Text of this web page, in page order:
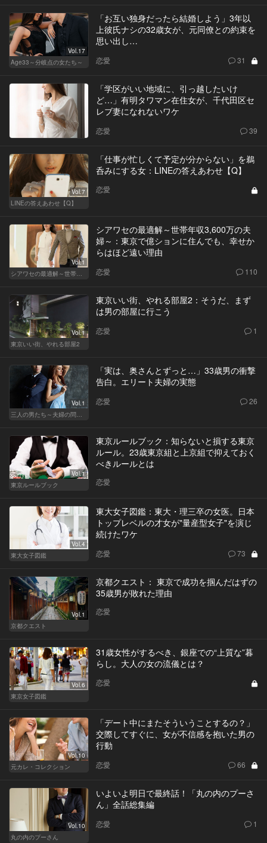
Vol.17
Age33～分岐点の女たち～
「お互い独身だったら結婚しよう」3年以
上彼氏ナシの32歳女が、元同僚との約束を
思い出し…
恋愛 31
「学区がいい地域に、引っ越したいけ
ど…」有明タワマン在住女が、千代田区セ
レブ妻になれないワケ
恋愛 39
Vol.7
LINEの答えあわせ【Q】
「仕事が忙しくて予定が分からない」を鵜
呑みにする女：LINEの答えあわせ【Q】
恋愛
Vol.1
シアワセの最適解～世帯年収3,600万の夫
婦～：東京で億ションに住んでも、幸せか
らはほど遠い理由
恋愛 110
Vol.1
東京いい街、やれる部屋2
東京いい街、やれる部屋2：そうだ、まず
は男の部屋に行こう
恋愛 1
Vol.1
「実は、奥さんとずっと…」33歳男の衝撃
告白。エリート夫婦の実態
恋愛 26
Vol.1
東京ルールブック
東京ルールブック：知らないと損する東京
ルール。23歳東京組と上京組で抑えておく
べきルールとは
恋愛
Vol.4
東大女子図鑑
東大女子図鑑：東大・理三卒の女医。日本
トップレベルの才女が"量産型女子"を演じ
続けたワケ
恋愛 73
Vol.1
京都クエスト
京都クエスト： 東京で成功を掴んだはずの
35歳男が敗れた理由
恋愛
Vol.6
東京女子図鑑
31歳女性がするべき、銀座での“上質な”暮
らし。大人の女の流儀とは？
恋愛
Vol.10
元カレ・コレクション
「デート中にまたそういうことするの？」
交際してすぐに、女が不信感を抱いた男の
行動
恋愛 66
Vol.10
丸の内のプーさん
いよいよ明日で最終話！「丸の内のプーさ
ん」全話総集編
恋愛 1